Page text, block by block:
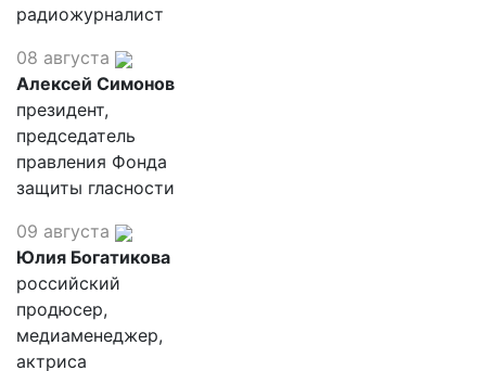
радиожурналист
08 августа
Алексей Симонов
президент,
председатель
правления Фонда
защиты гласности
09 августа
Юлия Богатикова
российский
продюсер,
медиаменеджер,
актриса